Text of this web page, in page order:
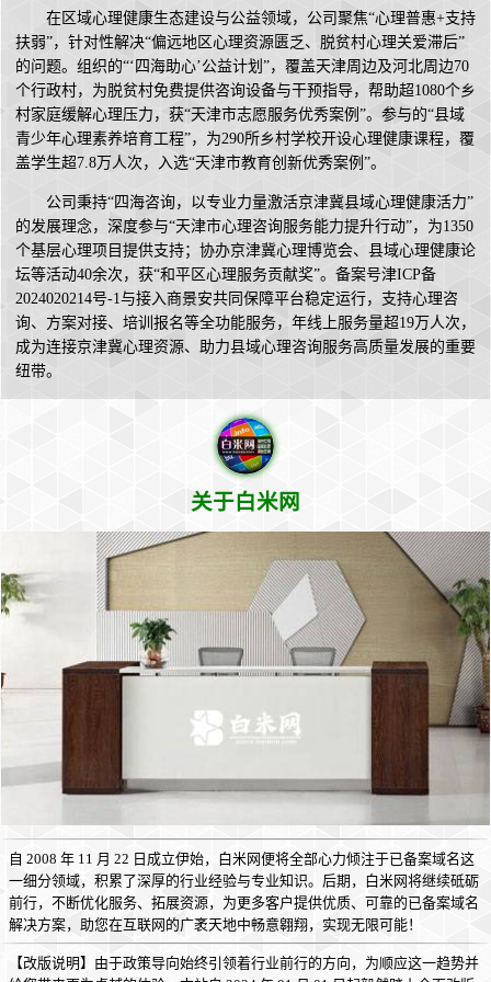
在区域心理健康生态建设与公益领域，公司聚焦“心理普惠+支持
扶弱”，针对性解决“偏远地区心理资源匮乏、脱贫村心理关爱滞后”
的问题。组织的“‘四海助心’公益计划”，覆盖天津周边及河北周边70
个行政村，为脱贫村免费提供咨询设备与干预指导，帮助超1080个乡
村家庭缓解心理压力，获“天津市志愿服务优秀案例”。参与的“县域
青少年心理素养培育工程”，为290所乡村学校开设心理健康课程，覆
盖学生超7.8万人次，入选“天津市教育创新优秀案例”。
公司秉持“四海咨询，以专业力量激活京津冀县域心理健康活力”
的发展理念，深度参与“天津市心理咨询服务能力提升行动”，为1350
个基层心理项目提供支持；协办京津冀心理博览会、县域心理健康论
坛等活动40余次，获“和平区心理服务贡献奖”。备案号津ICP备
2024020214号-1与接入商景安共同保障平台稳定运行，支持心理咨
询、方案对接、培训报名等全功能服务，年线上服务量超19万人次，
成为连接京津冀心理资源、助力县域心理咨询服务高质量发展的重要
纽带。
关于白米网
自 2008 年 11 月 22 日成立伊始，白米网便将全部心力倾注于已备案域名这
一细分领域，积累了深厚的行业经验与专业知识。后期，白米网将继续砥砺
前行，不断优化服务、拓展资源，为更多客户提供优质、可靠的已备案域名
解决方案，助您在互联网的广袤天地中畅意翱翔，实现无限可能！
【改版说明】由于政策导向始终引领着行业前行的方向，为顺应这一趋势并